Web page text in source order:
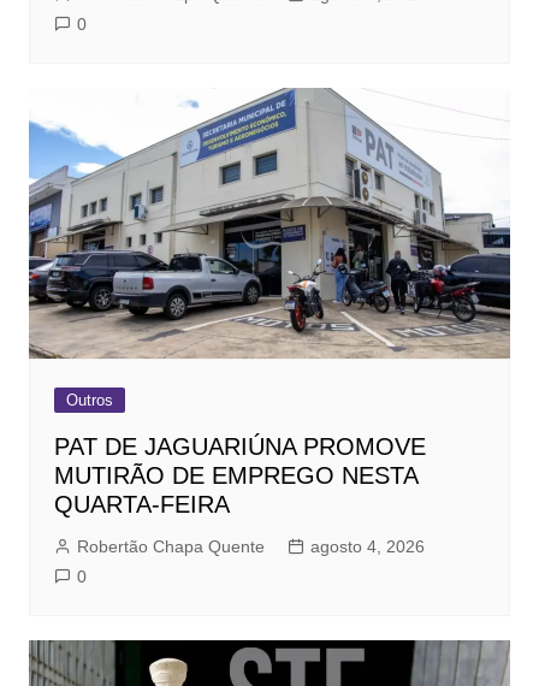
0
Outros
PAT DE JAGUARIÚNA PROMOVE
MUTIRÃO DE EMPREGO NESTA
QUARTA-FEIRA
Robertão Chapa Quente
agosto 4, 2026
0